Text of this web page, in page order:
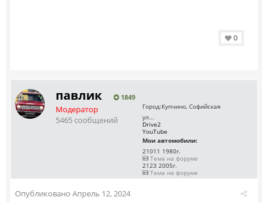
0
павлик 1849
Модератор
5465 сообщений
Город:Купчино, Софийская
ул...
Drive2
YouTube
Мои автомобили:
21011 1980г.
Тема на форуме
2123 2005г.
Тема на форуме
Опубликовано Апрель 12, 2024